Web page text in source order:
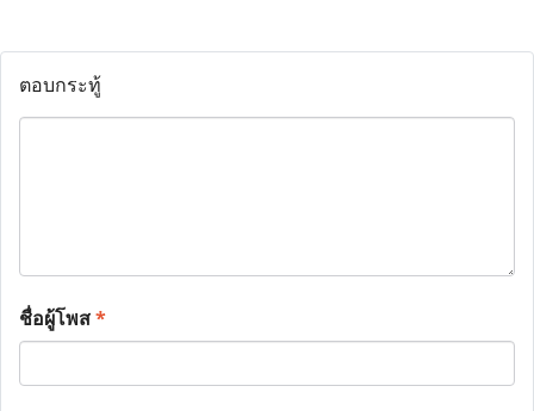
ตอบกระทู้
ชื่อผู้โพส*